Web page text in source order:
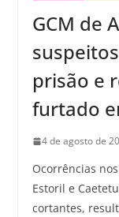
GCM de
prisão e
furtado
4 de agosto de
Ocorrências
Estoril e
cortantes,